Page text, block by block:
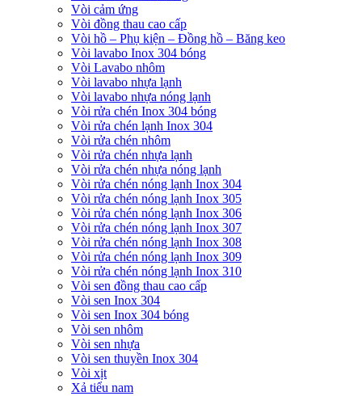
Vòi cảm ứng
Vòi đồng thau cao cấp
Vòi hồ – Phụ kiện – Đồng hồ – Băng keo
Vòi lavabo Inox 304 bóng
Vòi Lavabo nhôm
Vòi lavabo nhựa lạnh
Vòi lavabo nhựa nóng lạnh
Vòi rửa chén Inox 304 bóng
Vòi rửa chén lạnh Inox 304
Vòi rửa chén nhôm
Vòi rửa chén nhựa lạnh
Vòi rửa chén nhựa nóng lạnh
Vòi rửa chén nóng lạnh Inox 304
Vòi rửa chén nóng lạnh Inox 305
Vòi rửa chén nóng lạnh Inox 306
Vòi rửa chén nóng lạnh Inox 307
Vòi rửa chén nóng lạnh Inox 308
Vòi rửa chén nóng lạnh Inox 309
Vòi rửa chén nóng lạnh Inox 310
Vòi sen đồng thau cao cấp
Vòi sen Inox 304
Vòi sen Inox 304 bóng
Vòi sen nhôm
Vòi sen nhựa
Vòi sen thuyền Inox 304
Vòi xịt
Xả tiểu nam